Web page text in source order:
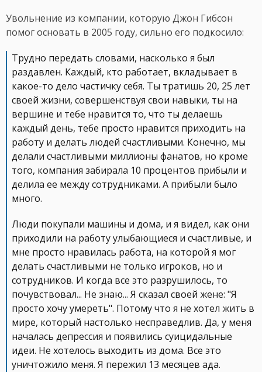
Увольнение из компании, которую Джон Гибсон
помог основать в 2005 году, сильно его подкосило:
Трудно передать словами, насколько я был
раздавлен. Каждый, кто работает, вкладывает в
какое-то дело частичку себя. Ты тратишь 20, 25 лет
своей жизни, совершенствуя свои навыки, ты на
вершине и тебе нравится то, что ты делаешь
каждый день, тебе просто нравится приходить на
работу и делать людей счастливыми. Конечно, мы
делали счастливыми миллионы фанатов, но кроме
того, компания забирала 10 процентов прибыли и
делила ее между сотрудниками. А прибыли было
много.
Люди покупали машины и дома, и я видел, как они
приходили на работу улыбающиеся и счастливые, и
мне просто нравилась работа, на которой я мог
делать счастливыми не только игроков, но и
сотрудников. И когда все это разрушилось, то
почувствовал... Не знаю... Я сказал своей жене: "Я
просто хочу умереть". Потому что я не хотел жить в
мире, который настолько несправедлив. Да, у меня
началась депрессия и появились суицидальные
идеи. Не хотелось выходить из дома. Все это
уничтожило меня. Я пережил 13 месяцев ада.